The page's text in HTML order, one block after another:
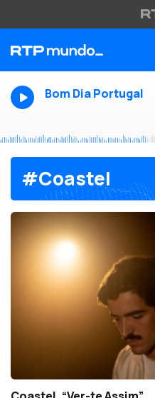
Bom Dia Portugal
#Coastel